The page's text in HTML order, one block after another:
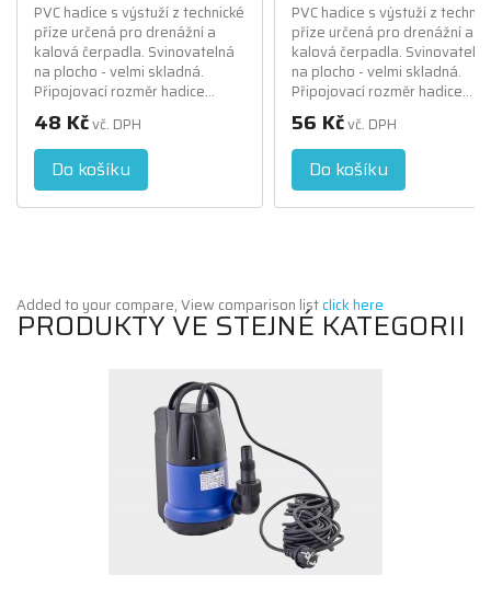
PVC hadice s výstuží z technické
příze určená pro drenážní a
kalová čerpadla. Svinovatelná
na plocho - velmi skladná.
Připojovací rozměr hadice...
48 Kčvč. DPH
Do košíku
PVC hadice s výstuží z
příze určená pro drenážní a
kalová čerpadla. Svinovatelná
na plocho - velmi skladná.
Připojovací rozměr hadice...
56 Kčvč. DPH
Do košíku
Added to your compare, View comparison listclick here
PRODUKTY VE STEJNÉ KATEGORII